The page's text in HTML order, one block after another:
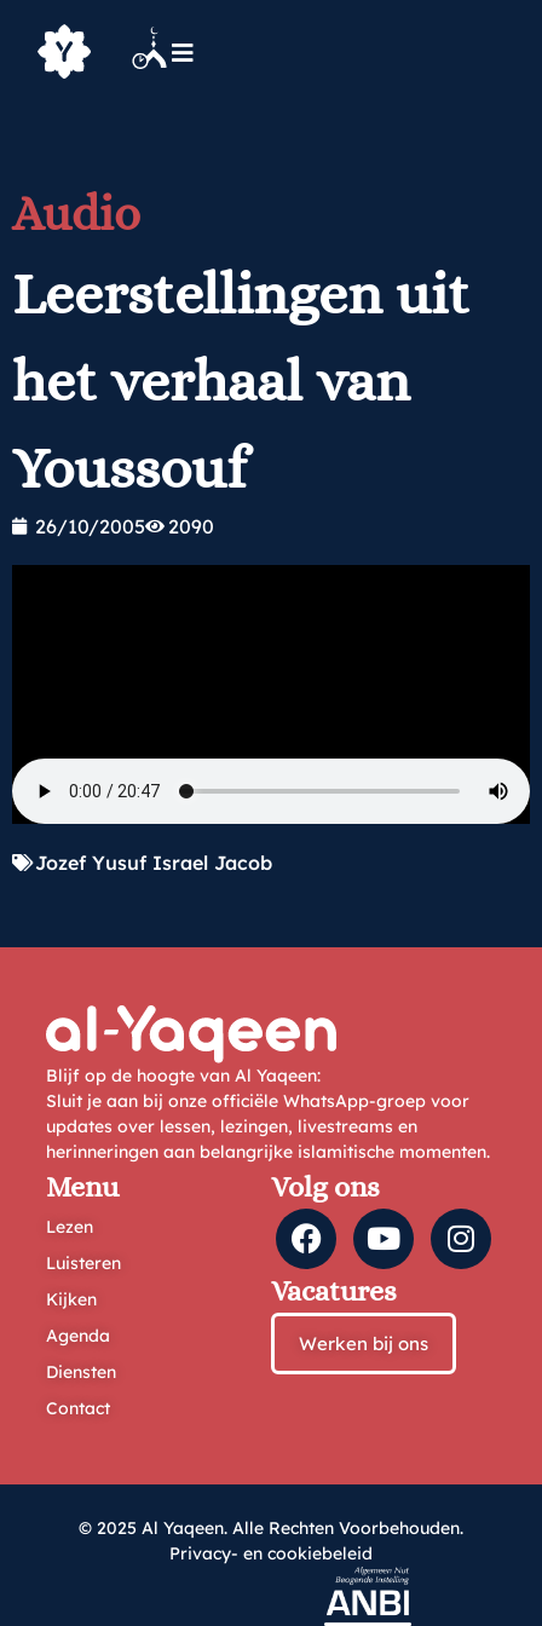
Audio
Leerstellingen uit
het verhaal van
Youssouf
26/10/2005 2090
Jozef Yusuf Israel Jacob
Blijf op de hoogte van Al Yaqeen:
Sluit je aan bij onze officiële WhatsApp-groep voor
updates over lessen, lezingen, livestreams en
herinneringen aan belangrijke islamitische momenten.
Menu
Lezen
Luisteren
Kijken
Agenda
Diensten
Contact
Volg ons
Vacatures
Werken bij ons
© 2025 Al Yaqeen. Alle Rechten Voorbehouden.
Privacy- en cookiebeleid